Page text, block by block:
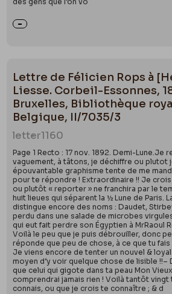
Lettre de Félicien Rops à
Liesse. Corbeil-Essonnes,
Bruxelles, Bibliothèque
Belgique, II/7035/3
letter1160
Page 1 Recto : 17 nov. 1892. Demi-Lune.Je
vaguement, à tâtons, je déchiffre ou plutot
épouvantable graphisme tente de me
pour te répondre ! Extraordinaire !! Je
ou plutôt « reporter » ne franchira par le
huit lieues qui séparent la ½ Lune de Paris.
distingue encore des noms : Daudet,
perdu dans une salade de microbes
qui eut fait perdre son Égyptien à MrRaoul
Voilà le peu que je puis débrouiller, donc
réponde que peu de chose, à ce que tu fais
Je viens encore de tenter un nouvel &
moyen d’y voir quelque chose de lisible
que celui qui gigote dans ta peau Mon Vieux
comprendrai jamais rien ! Voilà tantôt vingt
connais, ou que je crois te connaître ; & d